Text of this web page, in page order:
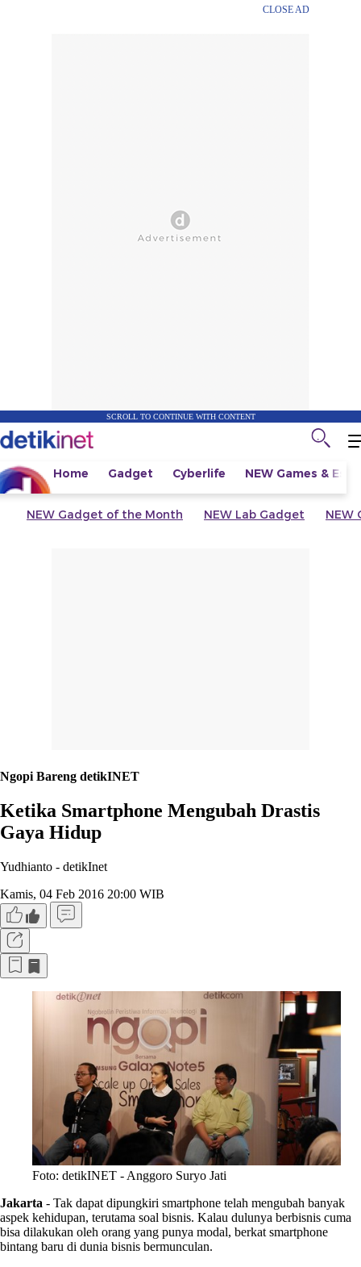
CLOSE AD
SCROLL TO CONTINUE WITH CONTENT
Home Gadget Cyberlife NEW Games &
NEW Gadget of the Month NEW Lab Gadget NEW
Ngopi Bareng detikINET
Ketika Smartphone Mengubah Drastis
Gaya Hidup
Yudhianto - detikInet
Kamis, 04 Feb 2016 20:00 WIB
Foto: detikINET - Anggoro Suryo Jati
Jakarta - Tak dapat dipungkiri smartphone telah mengubah banyak
aspek kehidupan, terutama soal bisnis. Kalau dulunya berbisnis cuma
bisa dilakukan oleh orang yang punya modal, berkat smartphone
bintang baru di dunia bisnis bermunculan.